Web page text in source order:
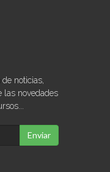
noticias,
las novedades
Enviar